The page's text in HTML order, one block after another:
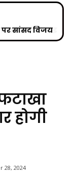
को साइबर
होगी
28, 2024